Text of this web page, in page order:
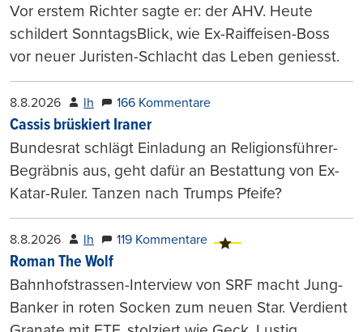
Vor erstem Richter sagte er: der AHV. Heute
schildert SonntagsBlick, wie Ex-Raiffeisen-Boss
vor neuer Juristen-Schlacht das Leben geniesst.
8.8.2026 lh 166 Kommentare
Cassis brüskiert Iraner
Bundesrat schlägt Einladung an Religionsführer-
Begräbnis aus, geht dafür an Bestattung von Ex-
Katar-Ruler. Tanzen nach Trumps Pfeife?
8.8.2026 lh 119 Kommentare
Roman The Wolf
Bahnhofstrassen-Interview von SRF macht Jung-
Banker in roten Socken zum neuen Star. Verdient